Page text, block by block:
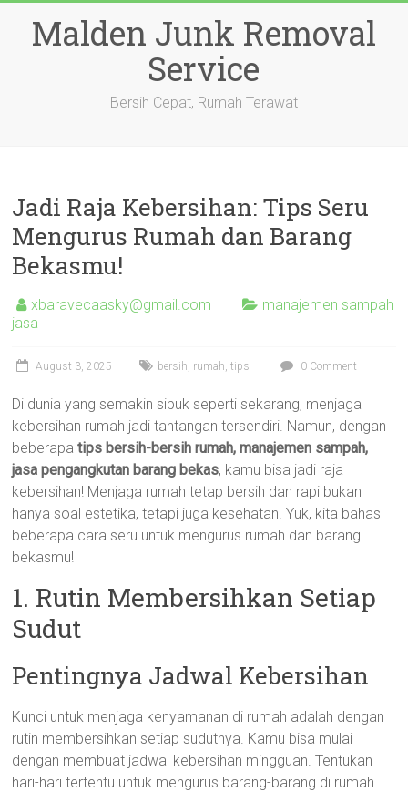
contentMalden Junk Removal
Service
Bersih Cepat, Rumah Terawat
Jadi Raja Kebersihan: Tips Seru
Mengurus Rumah dan Barang
Bekasmu!
xbaravecaasky@gmail.com
manajemen sampah
jasa
August 3, 2025 bersih, rumah,tips 0 Comment
Di dunia yang semakin sibuk seperti sekarang, menjaga
kebersihan rumah jadi tantangan tersendiri. Namun, dengan
beberapatips bersih-bersih rumah, manajemen sampah,
jasa pengangkutan barang bekas, kamu bisa jadi raja
kebersihan! Menjaga rumah tetap bersih dan rapi bukan
hanya soal estetika, tetapi juga kesehatan. Yuk, kita bahas
beberapa cara seru untuk mengurus rumah dan barang
bekasmu!
1. Rutin Membersihkan Setiap
Sudut
Pentingnya Jadwal Kebersihan
Kunci untuk menjaga kenyamanan di rumah adalah dengan
rutin membersihkan setiap sudutnya. Kamu bisa mulai
dengan membuat jadwal kebersihan mingguan. Tentukan
hari-hari tertentu untuk mengurus barang-barang di rumah.